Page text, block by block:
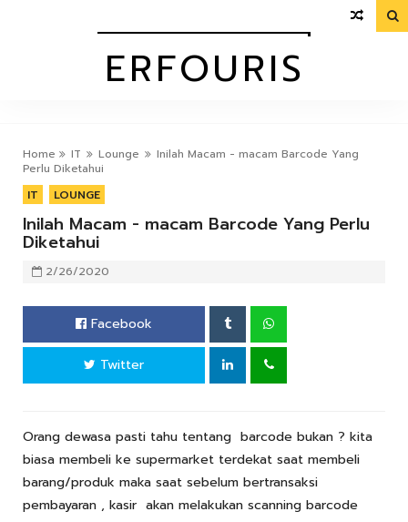

ERFOURIS
Home IT Lounge
Inilah Macam - macam Barcode Yang
Perlu Diketahui
IT
LOUNGE
Inilah Macam - macam Barcode Yang Perlu
Diketahui
2/26/2020
Facebook
Twitter
Orang dewasa pasti tahu tentang barcode bukan ? kita
biasa membeli ke supermarket terdekat saat membeli
barang/produk maka saat sebelum bertransaksi
pembayaran , kasir akan melakukan scanning barcode